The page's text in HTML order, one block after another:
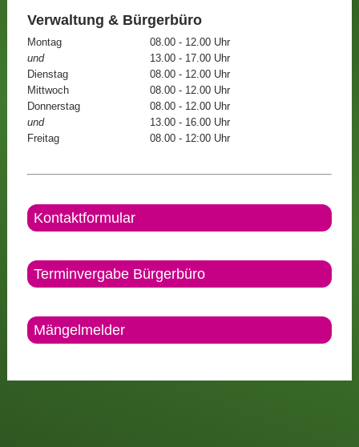
Verwaltung & Bürgerbüro
Montag
08.00 - 12.00 Uhr
und
13.00 - 17.00 Uhr
Dienstag
08.00 - 12.00 Uhr
Mittwoch
08.00 - 12.00 Uhr
Donnerstag
08.00 - 12.00 Uhr
und
13.00 - 16.00 Uhr
Freitag
08.00 - 12:00 Uhr
Kontaktformular
Terminvergabe Bürgerbüro
Mängelmelder